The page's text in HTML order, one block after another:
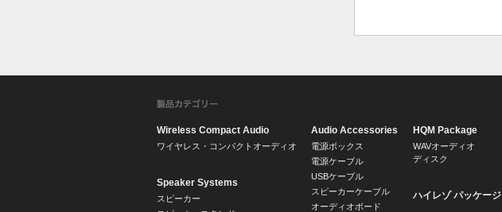
Wireless Compact Audio
ワイヤレス・コンパクトオーディオ
Speaker Systems
スピーカー
Audio Accessories
電源ボックス
電源ケーブル
USBケーブル
スピーカーケーブル
オーディオボード
HQM Package
WAVオーディオ
ディスク
ハイレゾ パッケージ